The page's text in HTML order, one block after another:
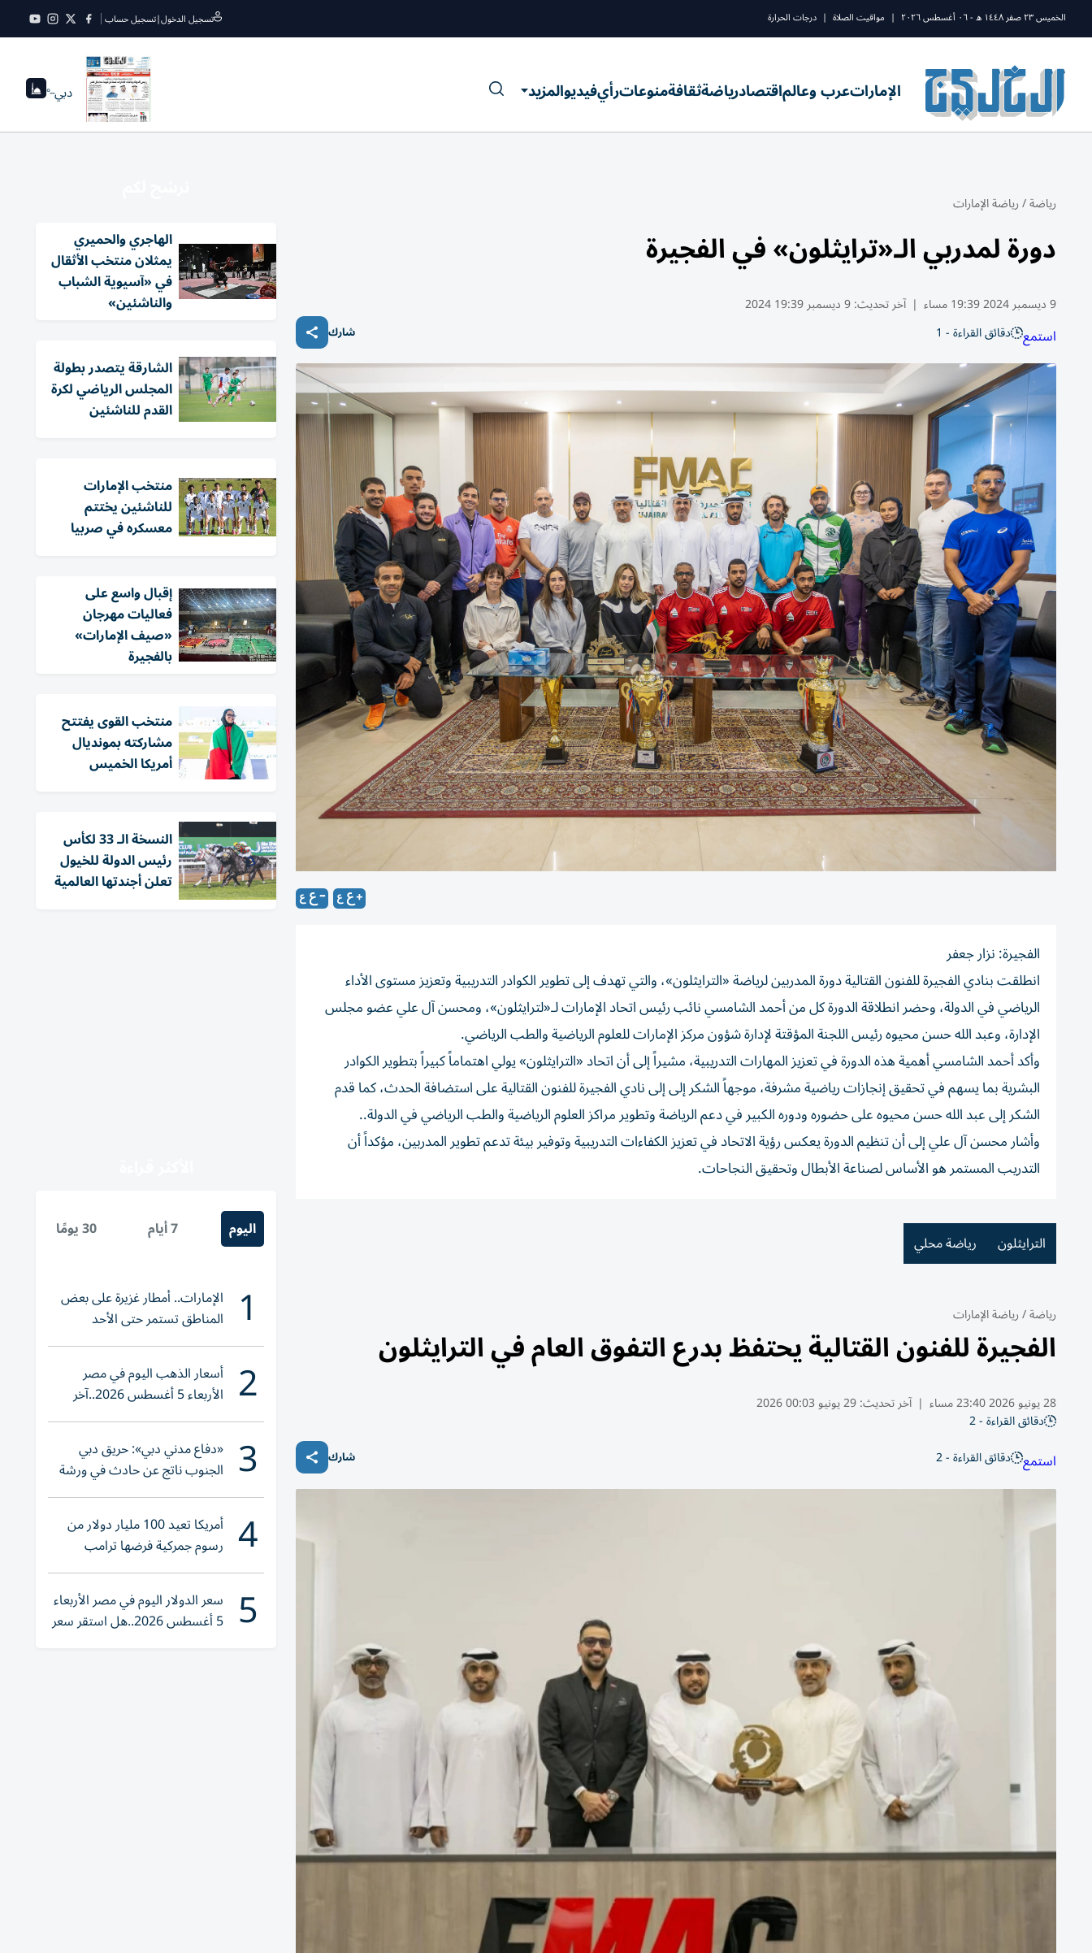
الخميس ٢٣ صفر ١٤٤٨ ه - ٠٦ أغسطس ٢٠٢٦ | مواقيت الصلاة | درجات الحرارة تسجيل الدخول|تسجيل حساب
الإماراتعرب وعالماقتصادرياضةثقافةمنوعاترأيفيديوالمزيد دبي--°
رياضة/رياضة الإمارات
دورة لمدربي الـ«ترايثلون» في الفجيرة
9 ديسمبر 2024 19:39 مساء | آخر تحديث:9 ديسمبر 19:39 2024
استمع دقائق القراءة - 1 شارك
الفجيرة: نزار جعفر
انطلقت بنادي الفجيرة للفنون القتالية دورة المدربين لرياضة «الترايثلون»، والتي تهدف إلى تطوير الكوادر التدريبية وتعزيز مستوى الأداء
الرياضي في الدولة، وحضر انطلاقة الدورة كل من أحمد الشامسي نائب رئيس اتحاد الإمارات لـ«لترايثلون»، ومحسن آل علي عضو مجلس
الإدارة، وعبد الله حسن محيوه رئيس اللجنة المؤقتة لإدارة شؤون مركز الإمارات للعلوم الرياضية والطب الرياضي.
وأكد أحمد الشامسي أهمية هذه الدورة في تعزيز المهارات التدريبية، مشيراً إلى أن اتحاد «الترايثلون» يولي اهتماماً كبيراً بتطوير الكوادر
البشرية بما يسهم في تحقيق إنجازات رياضية مشرفة، موجهاً الشكر إلى إلى نادي الفجيرة للفنون القتالية على استضافة الحدث، كما قدم
الشكر إلى عبد الله حسن محيوه على حضوره ودوره الكبير في دعم الرياضة وتطوير مراكز العلوم الرياضية والطب الرياضي في الدولة..
وأشار محسن آل علي إلى أن تنظيم الدورة يعكس رؤية الاتحاد في تعزيز الكفاءات التدريبية وتوفير بيئة تدعم تطوير المدربين، مؤكداً أن
التدريب المستمر هو الأساس لصناعة الأبطال وتحقيق النجاحات.
الترايثلون رياضة محلي
رياضة/رياضة الإمارات
الفجيرة للفنون القتالية يحتفظ بدرع التفوق العام في الترايثلون
28 يونيو 2026 23:40 مساء | آخر تحديث:29 يونيو 00:03 2026
دقائق القراءة - 2
استمع دقائق القراءة - 2 شارك
الهاجري والحميري
يمثلان منتخب الأثقال
في «آسيوية الشباب
والناشئين»
الشارقة يتصدر بطولة
المجلس الرياضي لكرة
القدم للناشئين
منتخب الإمارات
للناشئين يختتم
معسكره في صربيا
إقبال واسع على
فعاليات مهرجان
«صيف الإمارات»
بالفجيرة
منتخب القوى يفتتح
مشاركته بمونديال
أمريكا الخميس
النسخة الـ 33 لكأس
رئيس الدولة للخيول
تعلن أجندتها العالمية
اليوم 7 أيام 30 يومًا
1 الإمارات.. أمطار غزيرة على بعض
المناطق تستمر حتى الأحد
2 أسعار الذهب اليوم في مصر
الأربعاء 5 أغسطس 2026..آخر
تحديث لعيار 21
3 «دفاع مدني دبي»: حريق دبي
الجنوب ناتج عن حادث في ورشة
ولا إصابات
4 أمريكا تعيد 100 مليار دولار من
رسوم جمركية فرضها ترامب
5 سعر الدولار اليوم في مصر الأربعاء
5 أغسطس 2026..هل استقر سعر